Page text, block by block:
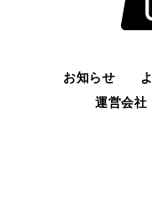
お知らせ
運営会社